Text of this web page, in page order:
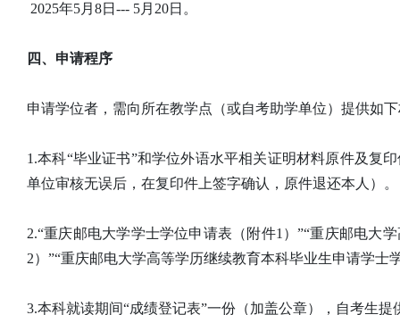
2025年5月8日--- 5月20日。
四、申请程序
申请学位者，需向所在教学点（或自考助学单位）提供如
1.本科“毕业证书”和学位外语水平相关证明材料原件及复
单位审核无误后，在复印件上签字确认，原件退还本人）。
2.“重庆邮电大学学士学位申请表（附件1）”“重庆邮电大
2）”“重庆邮电大学高等学历继续教育本科毕业生申请学士
3.本科就读期间“成绩登记表”一份（加盖公章），自考生